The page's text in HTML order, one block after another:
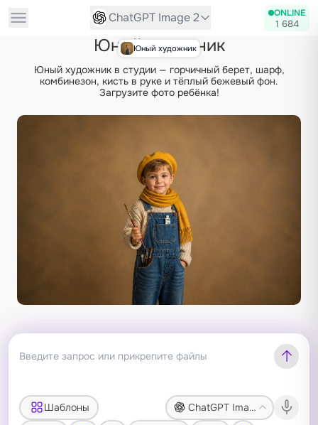
ChatGPT Image 2 ONLINE
1 684
Юный художник
Юный художник
Юный художник в студии — горчичный берет, шарф,
комбинезон, кисть в руке и тёплый бежевый фон.
Загрузите фото ребёнка!
Шаблоны
ChatGPT Image 2